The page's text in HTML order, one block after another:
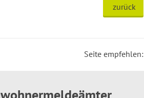
zurück
Seite empfehlen: